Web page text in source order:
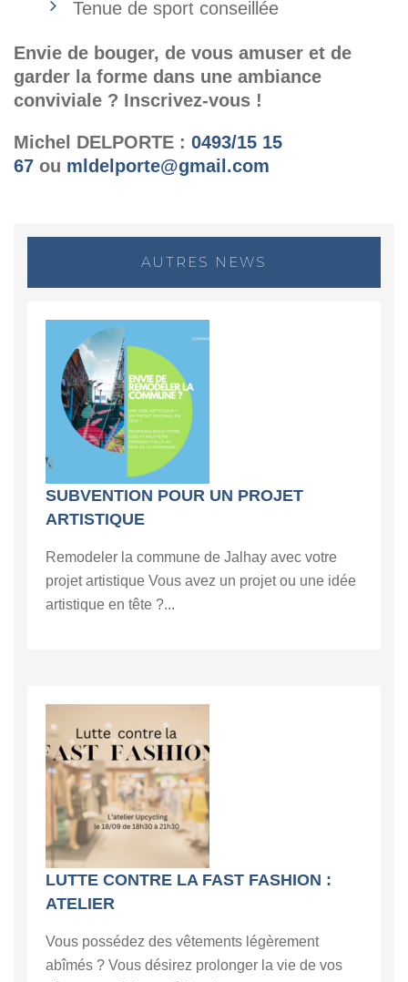
Tenue de sport conseillée
Envie de bouger, de vous amuser et de
garder la forme dans une ambiance
conviviale ? Inscrivez-vous !
Michel DELPORTE : 0493/15 15
67 ou mldelporte@gmail.com
AUTRES NEWS
SUBVENTION POUR UN PROJET
ARTISTIQUE
Remodeler la commune de Jalhay avec votre
projet artistique Vous avez un projet ou une idée
artistique en tête ?...
LUTTE CONTRE LA FAST FASHION :
ATELIER
Vous possédez des vêtements légèrement
abîmés ? Vous désirez prolonger la vie de vos